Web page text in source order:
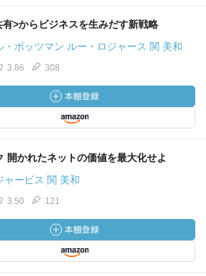
計算をしないといけない。それが現実
改竄できないと言われている。
算能力だけでその正当性を証明する
ソーシアム型のブロックチェーン
通りだれでも参加できる アノニマス
認されたノードだけが参加できるネ
の組織などに権限が集中するもの
、たとえば金融機関や生産物の取引の
活用できる
権的なものになるので、本来的なブロ
有>からビジネスを生みだす新戦略
・ボッツマン ルー・ロジャース 関 美和
3.86 308
開かれたネットの価値を最大化せよ
ャービス 関 美和
3.50 121